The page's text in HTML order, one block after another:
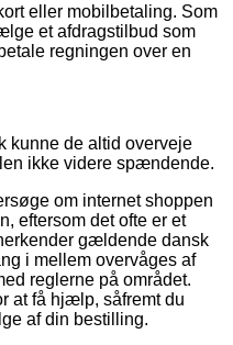
eller mobilbetaling. Som
et afdragstilbud som
regningen over en
kunne de altid overveje
ikke videre spændende.
om internet shoppen
eftersom det ofte er et
gældende dansk
i mellem overvåges af
reglerne på området.
at få hjælp, såfremt du
af din bestilling.